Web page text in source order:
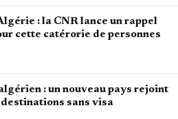
: la CNR lance un rappel
cette catérorie de personnes
: un nouveau pays rejoint
sans visa